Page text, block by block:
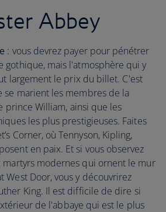
Abbey
: vous devrez payer pour pénétrer
gothique, mais l'atmosphère qui y
largement le prix du billet. C'est
se marient les membres de la
prince William, ainsi que les
les plus prestigieuses. Faites
Corner, où Tennyson, Kipling,
en paix. Et si vous observez
modernes qui ornent le mur
West Door, vous y découvrirez
King. Il est difficile de dire si
de l'abbaye qui est le plus